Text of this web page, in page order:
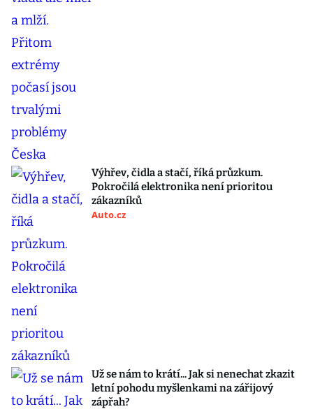
Výhřev, čidla a stačí, říká průzkum.
Pokročilá elektronika není prioritou
zákazníků
Auto.cz
Už se nám to krátí... Jak si nenechat zkazit
letní pohodu myšlenkami na zářijový
zápřah?